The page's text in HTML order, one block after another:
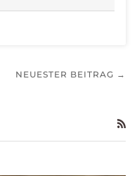
NEUESTER BEITRAG →